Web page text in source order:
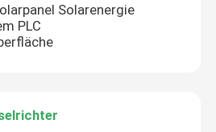
Solarenergie
PLC